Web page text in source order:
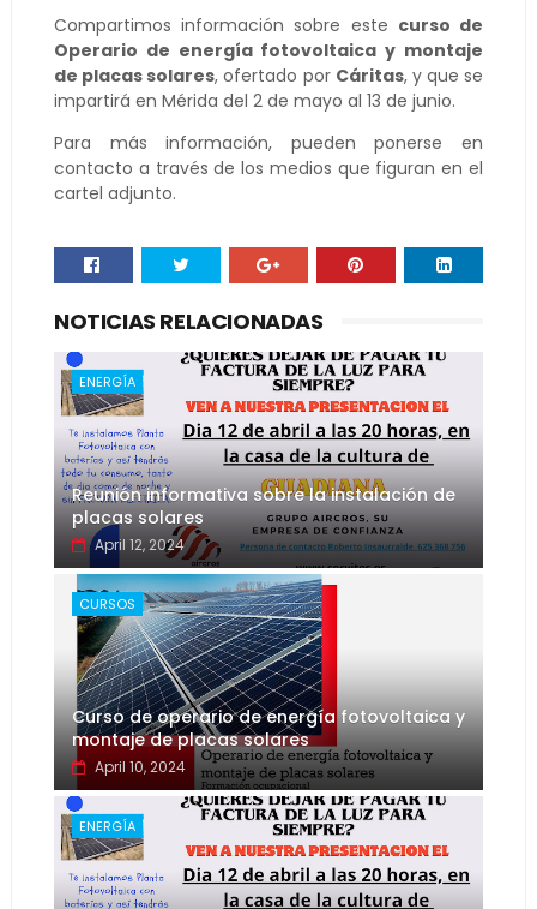
Compartimos información sobre este curso de
Operario de energía fotovoltaica y montaje
de placas solares, ofertado por Cáritas, y que se
impartirá en Mérida del 2 de mayo al 13 de junio.
Para más información, pueden ponerse en
contacto a través de los medios que figuran en el
cartel adjunto.
NOTICIAS RELACIONADAS
ENERGÍA
Reunión informativa sobre la instalación de
placas solares
April 12, 2024
CURSOS
Curso de operario de energía fotovoltaica y
montaje de placas solares
April 10, 2024
ENERGÍA